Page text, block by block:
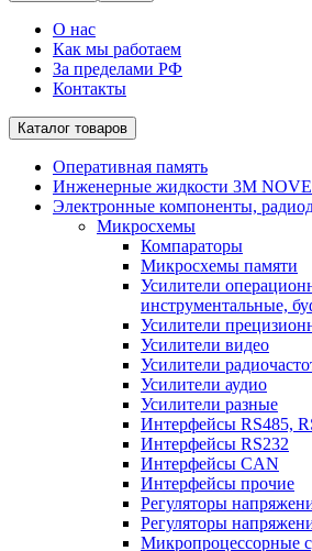
О нас
Как мы работаем
За пределами РФ
Контакты
Каталог товаров
Оперативная память
Инженерные жидкости 3M
Электронные компоненты,
Микросхемы
Компараторы
Микросхемы памяти
Усилители
инструментальные,
Усилители
Усилители видео
Усилители
Усилители аудио
Усилители разные
Интерфейсы RS485,
Интерфейсы RS232
Интерфейсы CAN
Интерфейсы прочие
Регуляторы
Регуляторы
Микропроцессорные